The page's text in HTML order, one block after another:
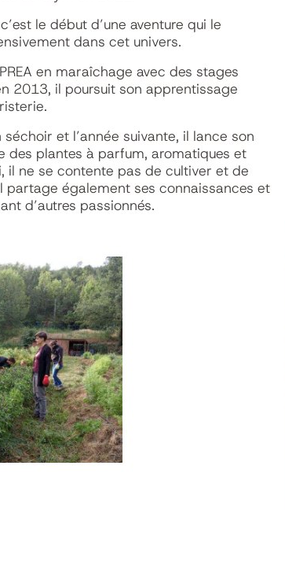
le début d’une aventure qui le
dans cet univers.
en maraîchage avec des stages
2013, il poursuit son apprentissage
et l’année suivante, il lance son
des plantes à parfum, aromatiques et
il ne se contente pas de cultiver et de
partage également ses connaissances et
d’autres passionnés.